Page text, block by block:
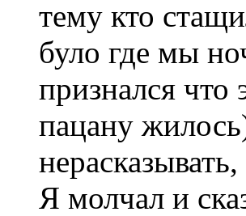
тему кто
було где мы
признался что
пацану
Я молчал и